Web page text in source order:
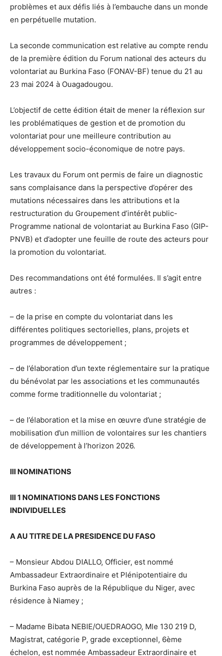
problèmes et aux défis liés à l’embauche dans un monde
en perpétuelle mutation.
La seconde communication est relative au compte rendu
de la première édition du Forum national des acteurs du
volontariat au Burkina Faso (FONAV-BF) tenue du 21 au
23 mai 2024 à Ouagadougou.
L’objectif de cette édition était de mener la réflexion sur
les problématiques de gestion et de promotion du
volontariat pour une meilleure contribution au
développement socio-économique de notre pays.
Les travaux du Forum ont permis de faire un diagnostic
sans complaisance dans la perspective d’opérer des
mutations nécessaires dans les attributions et la
restructuration du Groupement d’intérêt public-
Programme national de volontariat au Burkina Faso (GIP-
PNVB) et d’adopter une feuille de route des acteurs pour
la promotion du volontariat.
Des recommandations ont été formulées. Il s’agit entre
autres :
– de la prise en compte du volontariat dans les
différentes politiques sectorielles, plans, projets et
programmes de développement ;
– de l’élaboration d’un texte réglementaire sur la pratique
du bénévolat par les associations et les communautés
comme forme traditionnelle du volontariat ;
– de l’élaboration et la mise en œuvre d’une stratégie de
mobilisation d’un million de volontaires sur les chantiers
de développement à l’horizon 2026.
III NOMINATIONS
III 1 NOMINATIONS DANS LES FONCTIONS
INDIVIDUELLES
A AU TITRE DE LA PRESIDENCE DU FASO
– Monsieur Abdou DIALLO, Officier, est nommé
Ambassadeur Extraordinaire et Plénipotentiaire du
Burkina Faso auprès de la République du Niger, avec
résidence à Niamey ;
– Madame Bibata NEBIE/OUEDRAOGO, Mle 130 219 D,
Magistrat, catégorie P, grade exceptionnel, 6ème
échelon, est nommée Ambassadeur Extraordinaire et